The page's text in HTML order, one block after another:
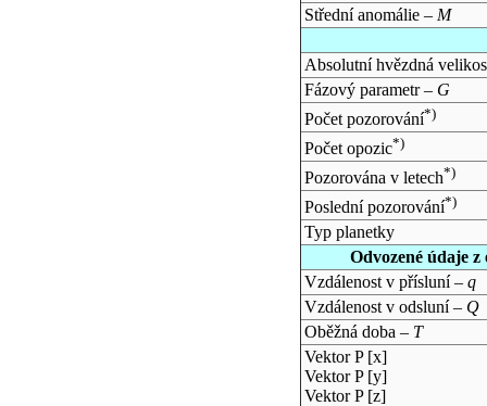
Střední anomálie – M
Absolutní hvězdná
Fázový parametr – G
Počet pozorování*)
Počet opozic*)
Pozorována v letech*)
Poslední pozorování*)
Typ planetky
Odvozené údaje
Vzdálenost v přísluní – q
Vzdálenost v odsluní – Q
Oběžná doba – T
Vektor P [x]
Vektor P [y]
Vektor P [z]